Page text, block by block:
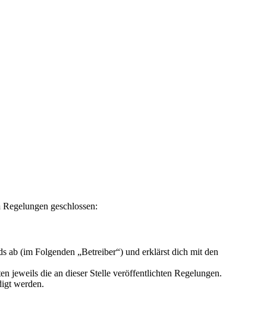
geschlossen:
ab (im Folgenden „Betreiber“) und erklärst dich mit den
jeweils die an dieser Stelle veröffentlichten Regelungen.
werden.